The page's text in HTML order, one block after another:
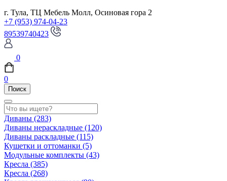
г. Тула, ТЦ Мебель Молл, Осиновая гора 2
+7 (953) 974-04-23
89539740423
0
0
Поиск
Диваны (283)
Диваны нераскладные (120)
Диваны раскладные (115)
Кушетки и оттоманки (5)
Модульные комплекты (43)
Кресла (385)
Кресла (268)